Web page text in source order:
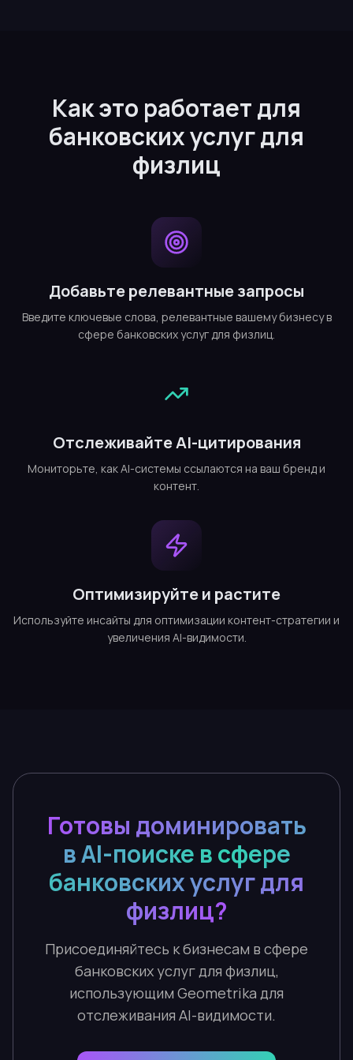
Как это работает для
банковских услуг для
физлиц
Добавьте релевантные запросы
Введите ключевые слова, релевантные вашему бизнесу в
сфере банковских услуг для физлиц.
Отслеживайте AI-цитирования
Мониторьте, как AI-системы ссылаются на ваш бренд и
контент.
Оптимизируйте и растите
Используйте инсайты для оптимизации контент-стратегии и
увеличения AI-видимости.
Готовы доминировать
в AI-поиске в сфере
банковских услуг для
физлиц?
Присоединяйтесь к бизнесам в сфере
банковских услуг для физлиц,
использующим Geometrika для
отслеживания AI-видимости.